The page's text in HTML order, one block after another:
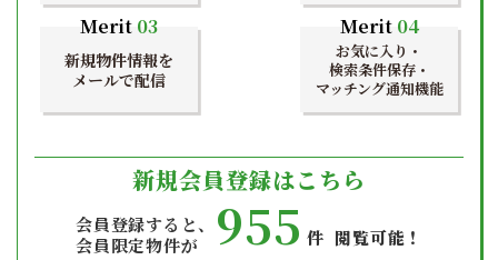
Merit 03
新規物件情報を
メールで配信
Merit04
お気に入り・
検索条件保存・
マッチング通知機能
新規会員登録はこちら
会員登録すると、
会員限定物件が
955 件 閲覧可能！